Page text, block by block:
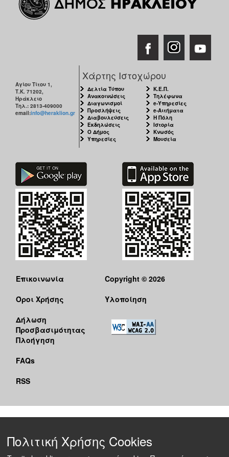
Αγίου Τίτου 1,
Τ.Κ. 71202,
Ηράκλειο
Τηλ.: 2813-409000
email:info@heraklion.gr
Χάρτης Ιστοχώρου
Δελτία Τύπου
Ανακοινώσεις
Διαγωνισμοί
Προσλήψεις
Διαβουλεύσεις
Εκδηλώσεις
Ο Δήμος
Υπηρεσίες
Κ.Ε.Π.
Τηλέφωνα
e-Υπηρεσίες
e-Αιτήματα
Η Πόλη
Ιστορία
Κνωσός
Μουσεία
Επικοινωνία
Όροι Χρήσης
Δήλωση
Προσβασιμότητας
Πλοήγηση
FAQs
RSS
Copyright © 2026
Υλοποίηση
Πολιτική Χρήσης Cookies